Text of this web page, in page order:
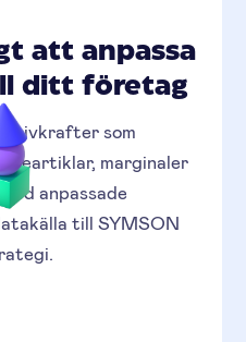
att anpassa
ditt företag
drivkrafter som
marginaler
anpassade
till SYMSON